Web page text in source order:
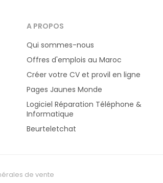
A PROPOS
Qui sommes-nous
Offres d'emplois au Maroc
Créer votre CV et provil en ligne
Pages Jaunes Monde
Logiciel Réparation Téléphone &
Informatique
Beurteletchat
de vente